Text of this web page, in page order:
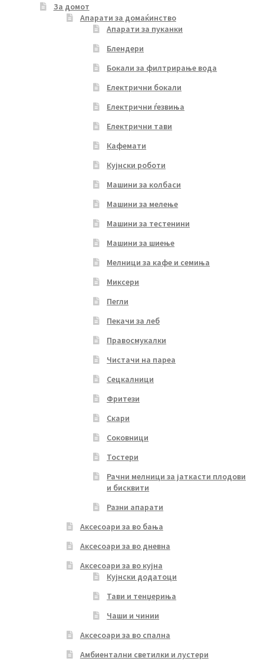
За домот
Апарати за домаќинство
Апарати за пуканки
Блендери
Бокали за филтрирање вода
Електрични бокали
Електрични ѓезвиња
Електрични тави
Кафемати
Кујнски роботи
Машини за колбаси
Машини за мелење
Машини за тестенини
Машини за шиење
Мелници за кафе и семиња
Миксери
Пегли
Пекачи за леб
Правосмукалки
Чистачи на пареа
Сецкалници
Фритези
Скари
Соковници
Тостери
Рачни мелници за јаткасти плодови
и бисквити
Разни апарати
Аксесоари за во бања
Аксесоари за во дневна
Аксесоари за во кујна
Кујнски додатоци
Тави и тенџериња
Чаши и чинии
Аксесоари за во спална
Амбиентални светилки и лустери